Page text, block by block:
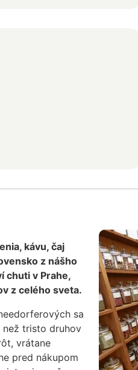
kávu, čaj
z nášho
chuti v Prahe,
z celého sveta.
sa
než tristo druhov
vrátane
pred nákupom